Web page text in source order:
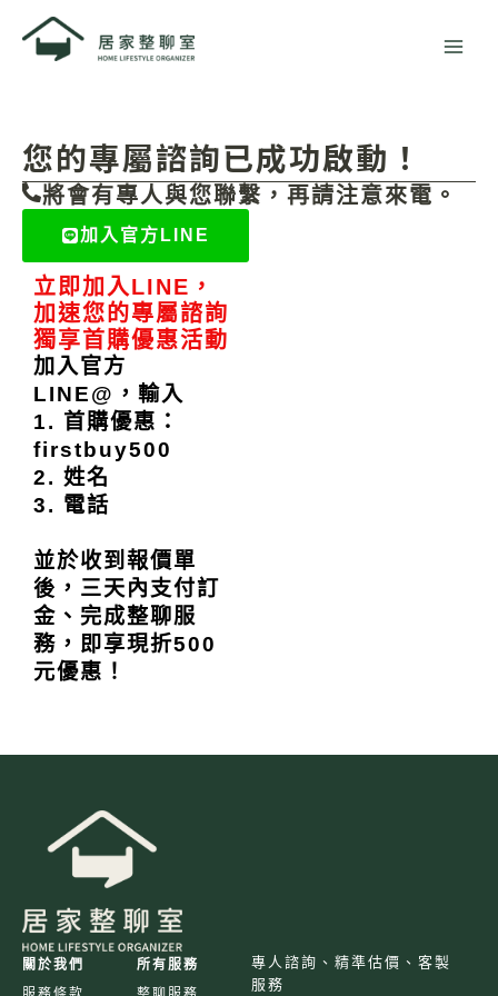
您的專屬諮詢已成功啟動！
將會有專人與您聯繫，再請注意來電。
加入官方LINE
立即加入LINE，
加速您的專屬諮詢
獨享首購優惠活動
加入官方
LINE@，輸入
1. 首購優惠：
firstbuy500
2. 姓名
3. 電話
並於收到報價單
後，三天內支付訂
金、完成整聊服
務，即享現折500
元優惠！
關於我們
所有服務
專人諮詢、精準估價、客製
服務